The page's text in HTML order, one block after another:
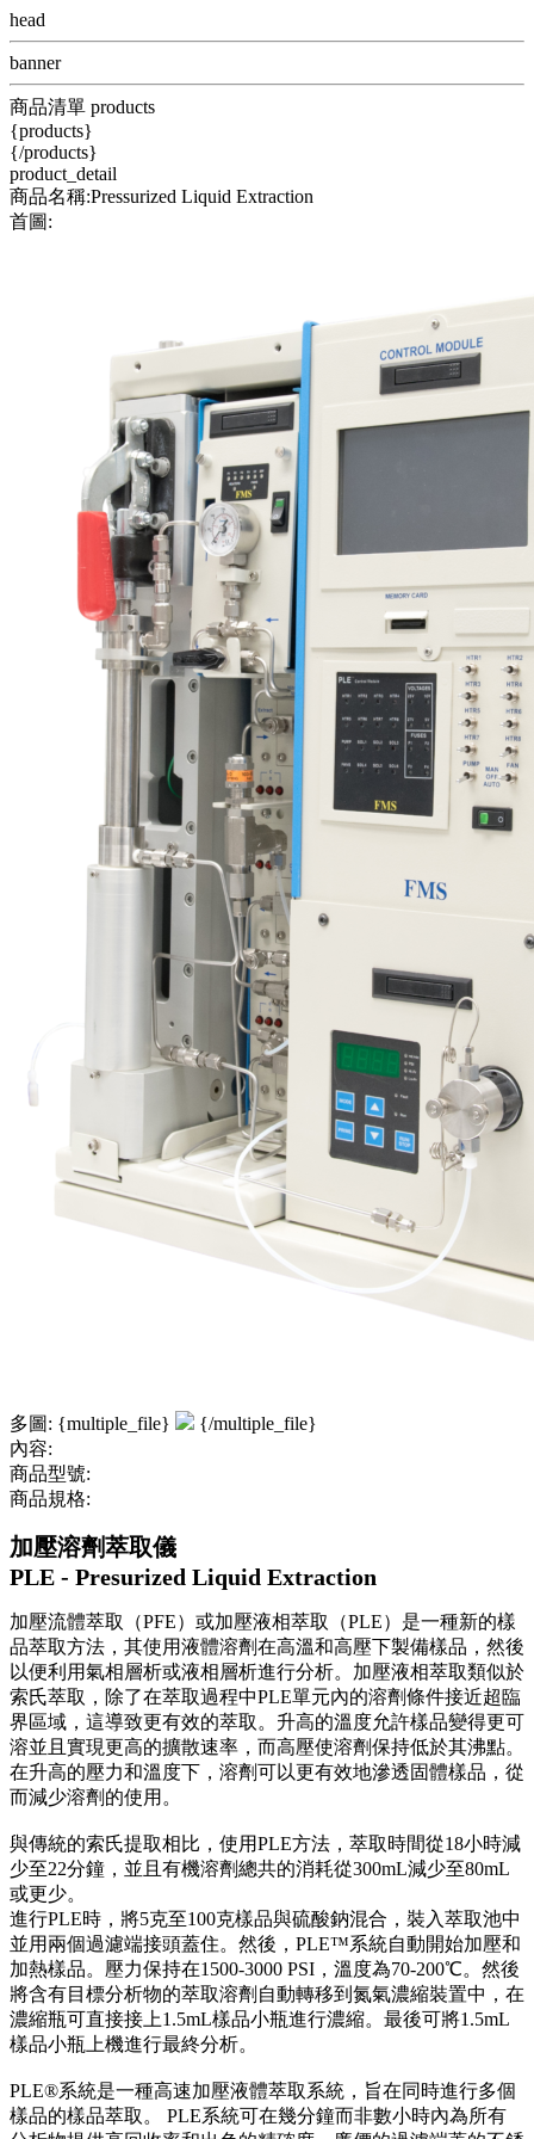
head
banner
商品清單 products
{products}
{/products}
product_detail
商品名稱:Pressurized Liquid Extraction
首圖:
多圖: {multiple_file}
{/multiple_file}
內容:
商品型號:
商品規格:
加壓溶劑萃取儀
PLE - Presurized Liquid Extraction
加壓流體萃取（PFE）或加壓液相萃取（PLE）是一種新的樣
品萃取方法，其使用液體溶劑在高溫和高壓下製備樣品，然後
以便利用氣相層析或液相層析進行分析。加壓液相萃取類似於
索氏萃取，除了在萃取過程中PLE單元內的溶劑條件接近超臨
界區域，這導致更有效的萃取。升高的溫度允許樣品變得更可
溶並且實現更高的擴散速率，而高壓使溶劑保持低於其沸點。
在升高的壓力和溫度下，溶劑可以更有效地滲透固體樣品，從
而減少溶劑的使用。
與傳統的索氏提取相比，使用PLE方法，萃取時間從18小時減
少至22分鐘，並且有機溶劑總共的消耗從300mL減少至80mL
或更少。
進行PLE時，將5克至100克樣品與硫酸鈉混合，裝入萃取池中
並用兩個過濾端接頭蓋住。然後，PLE™系統自動開始加壓和
加熱樣品。壓力保持在1500-3000 PSI，溫度為70-200℃。然後
將含有目標分析物的萃取溶劑自動轉移到氮氣濃縮裝置中，在
濃縮瓶可直接接上1.5mL樣品小瓶進行濃縮。最後可將1.5mL
樣品小瓶上機進行最終分析。
PLE®系統是一種高速加壓液體萃取系統，旨在同時進行多個
樣品的樣品萃取。 PLE系統可在幾分鐘而非數小時內為所有